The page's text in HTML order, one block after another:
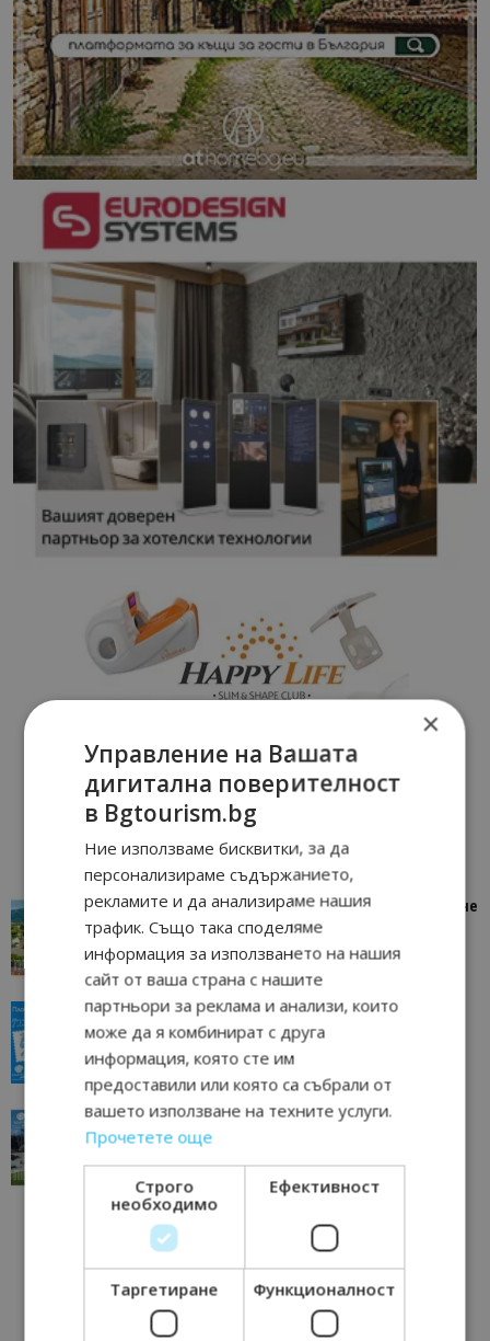
“Пощенска картичка от…”: Петрич – Изживяване
отвъд очакваното
Петрич 11/07/2026 11:22
“Пощенска картичка от…”: Пловдив, градът на
всички времена
Пловдив 23/06/2026 10:00
“Пощенска картичка от…”: Перник – град на
традициите, културата и вдъхновяващите...
Перник 17/06/2026 09:01
×
Управление на Вашата
дигитална поверителност
в Bgtourism.bg
Ние използваме бисквитки, за да
персонализираме съдържанието,
рекламите и да анализираме нашия
трафик. Също така споделяме
информация за използването на нашия
сайт от ваша страна с нашите
партньори за реклама и анализи, които
може да я комбинират с друга
информация, която сте им
предоставили или която са събрали от
вашето използване на техните услуги.
Прочетете още
Строго
необходимо
Ефективност
Таргетиране Функционалност